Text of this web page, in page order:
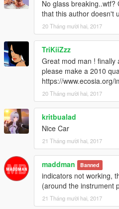
No glass breaking..wtf?
that this author doesn't
20 Tháng mười hai, 2017
TriKiiZzz
Great mod man ! finally
please make a 2010
https://www.ecosia.org/
20 Tháng mười hai, 2017
kritbualad
Nice Car
21 Tháng mười hai, 2017
maddman Banned
indicators not working,
(around the instrument
21 Tháng mười hai, 2017